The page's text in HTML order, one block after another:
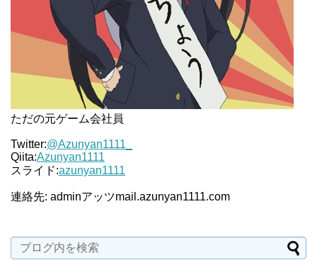
ただの元ゲーム会社員
Twitter:@Azunyan1111_
Qiita:Azunyan1111
スライド:azunyan1111
連絡先: adminアッツmail.azunyan1111.com